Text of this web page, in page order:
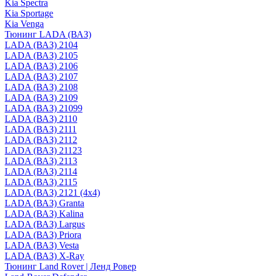
Kia Spectra
Kia Sportage
Kia Venga
Тюнинг LADA (ВАЗ)
LADA (ВАЗ) 2104
LADA (ВАЗ) 2105
LADA (ВАЗ) 2106
LADA (ВАЗ) 2107
LADA (ВАЗ) 2108
LADA (ВАЗ) 2109
LADA (ВАЗ) 21099
LADA (ВАЗ) 2110
LADA (ВАЗ) 2111
LADA (ВАЗ) 2112
LADA (ВАЗ) 21123
LADA (ВАЗ) 2113
LADA (ВАЗ) 2114
LADA (ВАЗ) 2115
LADA (ВАЗ) 2121 (4x4)
LADA (ВАЗ) Granta
LADA (ВАЗ) Kalina
LADA (ВАЗ) Largus
LADA (ВАЗ) Priora
LADA (ВАЗ) Vesta
LADA (ВАЗ) X-Ray
Тюнинг Land Rover | Ленд Ровер